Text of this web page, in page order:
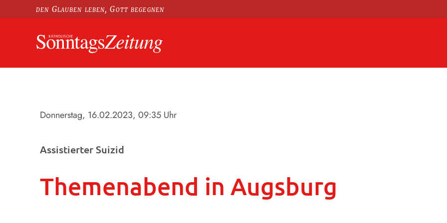
den Glauben leben, Gott begegnen
Donnerstag, 16.02.2023, 09:35 Uhr
Assistierter Suizid
Themenabend in Augsburg